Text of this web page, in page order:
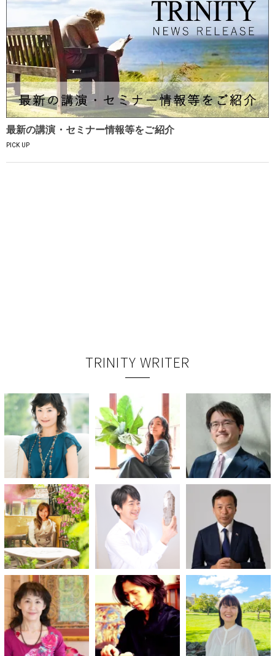
最新の講演・セミナー情報等をご紹介
PICK UP
TRINITY WRITER